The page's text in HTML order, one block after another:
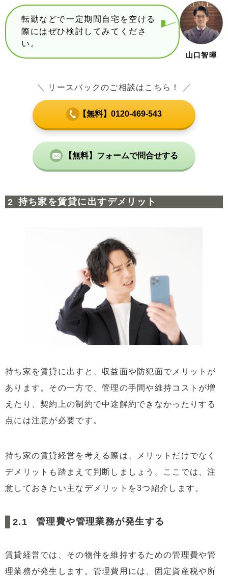
山口智暉
転勤などで一定期間自宅を空ける
際にはぜひ検討してみてくださ
い。
＼ リースバックのご相談はこちら！ ／
【無料】0120-469-543
【無料】フォームで問合せする
持ち家を賃貸に出すデメリット
持ち家を賃貸に出すと、収益面や防犯面でメリットが
あります。その一方で、管理の手間や維持コストが増
えたり、契約上の制約で中途解約できなかったりする
点には注意が必要です。
持ち家の賃貸経営を考える際は、メリットだけでなく
デメリットも踏まえて判断しましょう。ここでは、注
意しておきたい主なデメリットを3つ紹介します。
管理費や管理業務が発生する
賃貸経営では、その物件を維持するための管理費や管
理業務が発生します。管理費用には、固定資産税や所